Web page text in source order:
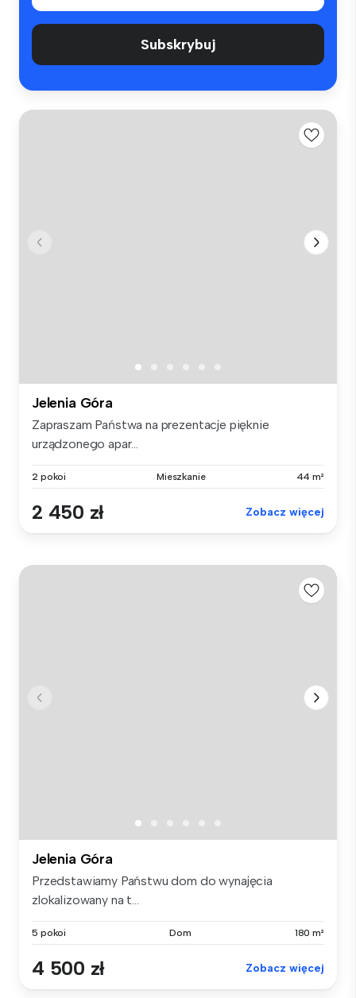
Subskrybuj
Jelenia Góra
Zapraszam Państwa na prezentacje pięknie
urządzonego apar...
2 pokoi Mieszkanie 44 m²
2 450 zł Zobacz więcej
Jelenia Góra
Przedstawiamy Państwu dom do wynajęcia
zlokalizowany na t...
5 pokoi Dom 180 m²
4 500 zł Zobacz więcej